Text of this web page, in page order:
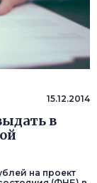
15.12.2014
в
на проект